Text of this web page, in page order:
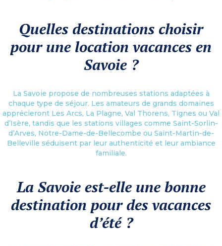
Quelles destinations choisir
pour une location vacances en
Savoie ?
La Savoie propose de nombreuses stations adaptées à
chaque type de séjour. Les amateurs de grands domaines
apprécieront Les Arcs, La Plagne, Val Thorens, Tignes ou Val
d’Isère, tandis que les stations villages comme Saint-Sorlin-
d’Arves, Notre-Dame-de-Bellecombe ou Saint-Martin-de-
Belleville séduisent par leur authenticité et leur ambiance
familiale.
La Savoie est-elle une bonne
destination pour des vacances
d’été ?